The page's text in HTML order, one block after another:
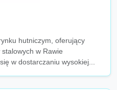
hutniczym, oferujący
w Rawie
w dostarczaniu wysokiej...